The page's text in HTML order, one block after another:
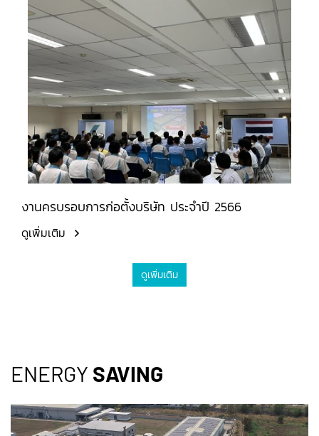
งานครบรอบการก่อตั้งบริษัท ประจำปี 2566
ดูเพิ่มเติม
ดูเพิ่มเติม
ENERGY SAVING